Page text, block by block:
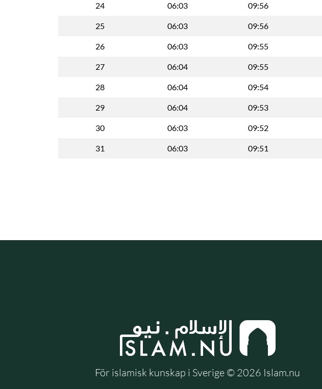
24 06:03 09:56
25 06:03 09:56
26 06:03 09:55
27 06:04 09:55
28 06:04 09:54
29 06:04 09:53
30 06:03 09:52
31 06:03 09:51
För islamisk kunskap i Sverige © 2026 Islam.nu